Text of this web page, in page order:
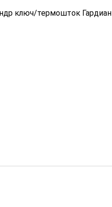
ключ/термошток Гардиан